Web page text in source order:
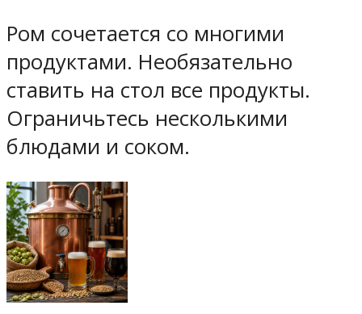
Ром сочетается со многими
продуктами. Необязательно
ставить на стол все продукты.
Ограничьтесь несколькими
блюдами и соком.